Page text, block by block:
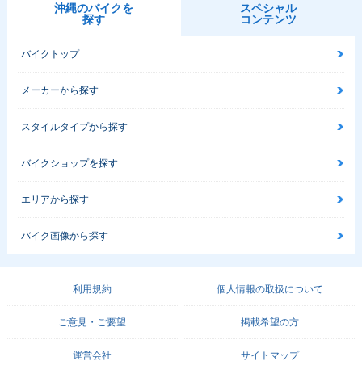
沖縄のバイクを
探す
スペシャル
コンテンツ
バイクトップ
メーカーから探す
スタイルタイプから探す
バイクショップを探す
エリアから探す
バイク画像から探す
利用規約 個人情報の取扱について
ご意見・ご要望 掲載希望の方
運営会社 サイトマップ